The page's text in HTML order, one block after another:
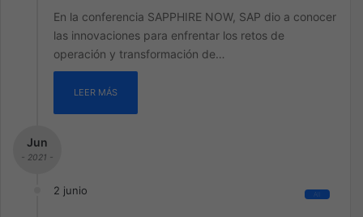
En la conferencia SAPPHIRE NOW, SAP dio a conocer
las innovaciones para enfrentar los retos de
operación y transformación de…
LEER MÁS
Jun
- 2021 -
2 junio All